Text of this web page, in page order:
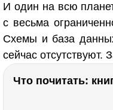
И один на всю
с весьма
Схемы и база
сейчас отсутствуют.